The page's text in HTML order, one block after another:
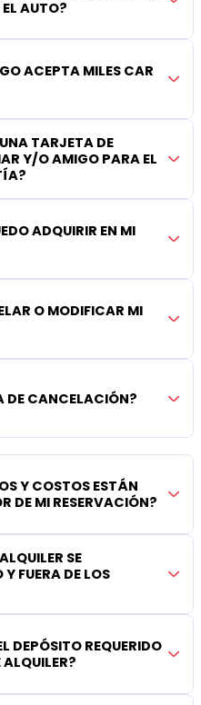
AUTO?
ACEPTA MILES CAR
TARJETA DE
Y/O AMIGO PARA EL
ADQUIRIR EN MI
O MODIFICAR MI
DE CANCELACIÓN?
Y COSTOS ESTÁN
DE MI RESERVACIÓN?
SE
FUERA DE LOS
DEPÓSITO REQUERIDO